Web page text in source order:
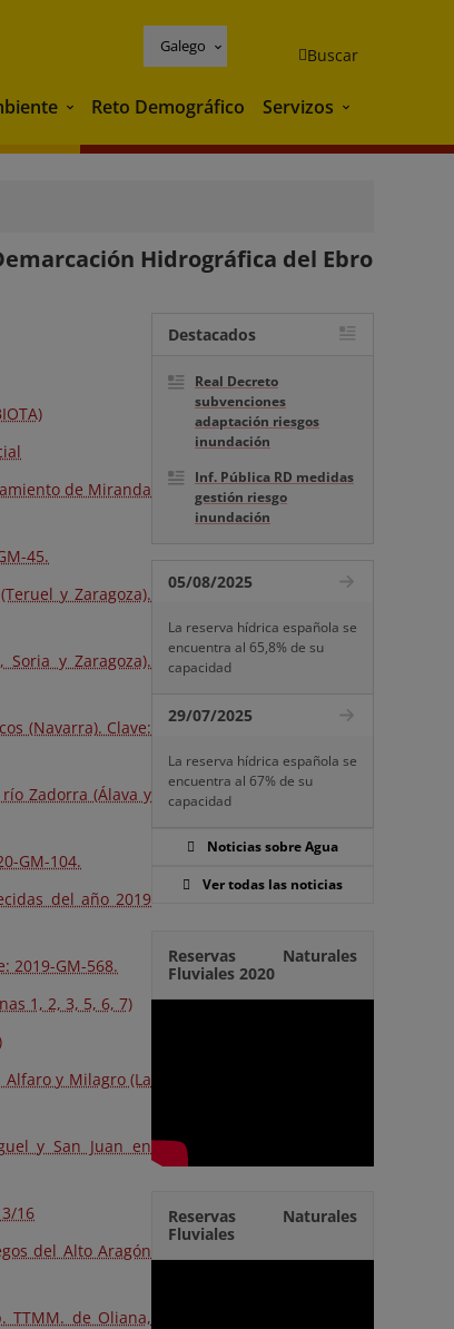
Galego Buscar
Medio ambiente
Reto Demográfico Servizos Servizos
Hidrográfica del Ebro
de Miranda
45.
y Zaragoza).
y Zaragoza).
(Navarra). Clave:
Zadorra (Álava y
GM-104.
del año 2019
2019-GM-568.
1, 2, 3, 5, 6, 7)
y Milagro (La
y San Juan en
16
del Alto Aragón
TTMM. de Oliana,
Destacados
Real Decreto
subvenciones
adaptación riesgos
inundación
Inf. Pública RD medidas
gestión riesgo
inundación
05/08/2025
La reserva hídrica española se
encuentra al 65,8% de su
capacidad
29/07/2025
La reserva hídrica española se
encuentra al 67% de su
capacidad
Noticias sobre Agua
Ver todas las noticias
Reservas Naturales
Fluviales 2020
Reservas Naturales
Fluviales